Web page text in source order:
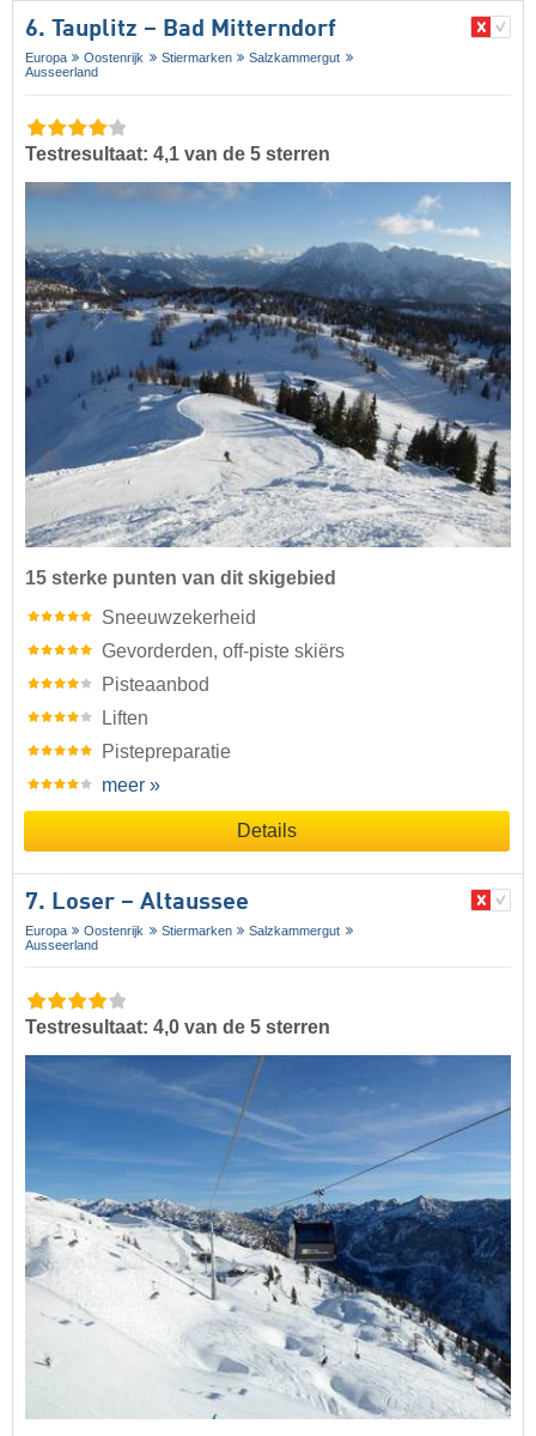
6. Tauplitz – Bad Mitterndorf
Europa Oostenrijk Stiermarken
Salzkammergut
Ausseerland
Testresultaat: 4,1 van de 5 sterren
15 sterke punten van dit skigebied
Sneeuwzekerheid
Gevorderden, off-piste skiërs
Pisteaanbod
Liften
Pistepreparatie
meer »
Details
7. Loser – Altaussee
Europa Oostenrijk Stiermarken
Salzkammergut
Ausseerland
Testresultaat: 4,0 van de 5 sterren